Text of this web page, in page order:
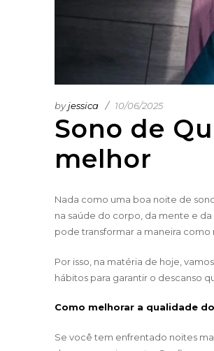
Sono de
melhor
byjessica 10/06/2025
Nada como uma boa noite de
na saúde do corpo, da mente e
pode transformar a maneira
Por isso, na matéria de hoje,
hábitos para garantir o descanso
Como melhorar a qualidade
Se você tem enfrentado noites